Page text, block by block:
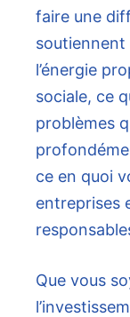
faire une
soutiennent
l’énergie
sociale, ce
problèmes
ce en quoi
entreprises
Que vous